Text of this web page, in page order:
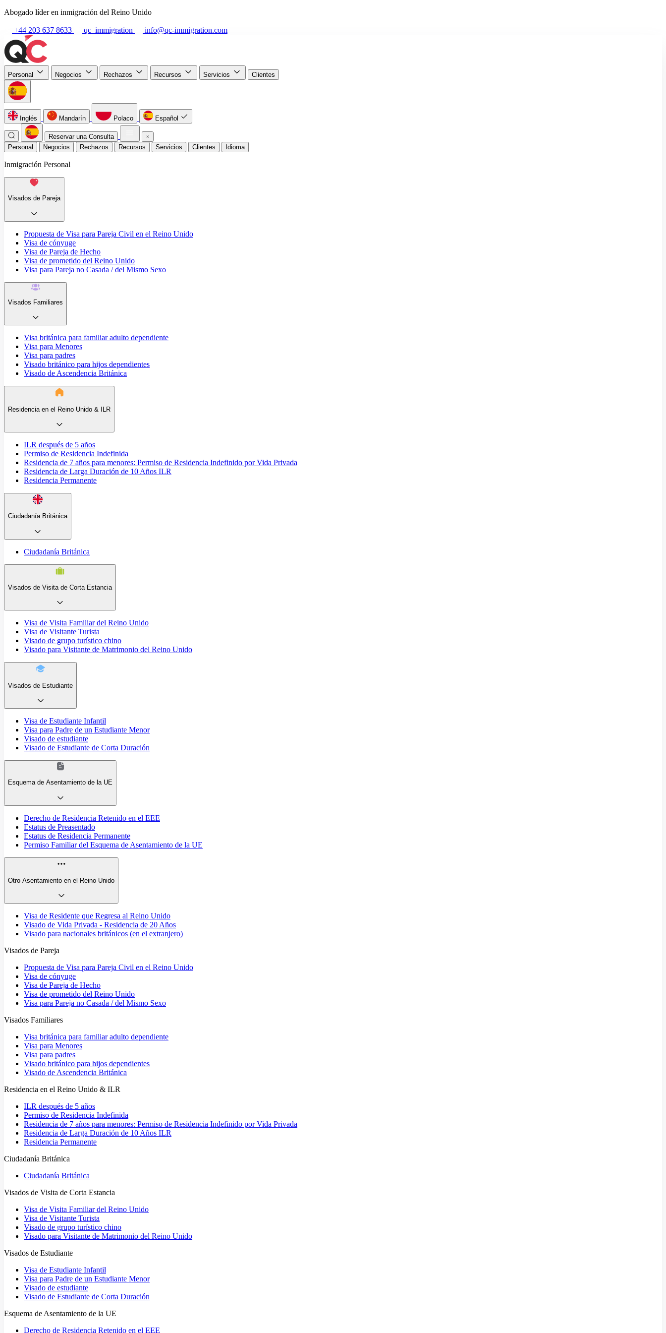
Abogado líder en inmigración del Reino Unido
+44 203 637 8633 qc_immigration info@qc-immigration.com
Personal Negocios Rechazos Recursos Servicios Clientes
Inglés Mandarín Polaco Español
Reservar una Consulta
Personal
Negocios Rechazos Recursos Servicios Clientes Idioma
Inmigración Personal
Visados de Pareja
Propuesta de Visa para Pareja Civil en el Reino Unido
Visa de cónyuge
Visa de Pareja de Hecho
Visa de prometido del Reino Unido
Visa para Pareja no Casada / del Mismo Sexo
Visados Familiares
Visa británica para familiar adulto dependiente
Visa para Menores
Visa para padres
Visado británico para hijos dependientes
Visado de Ascendencia Británica
Residencia en el Reino Unido & ILR
ILR después de 5 años
Permiso de Residencia Indefinida
Residencia de 7 años para menores: Permiso de Residencia Indefinido por Vida Privada
Residencia de Larga Duración de 10 Años ILR
Residencia Permanente
Ciudadanía Británica
Ciudadanía Británica
Visados de Visita de Corta Estancia
Visa de Visita Familiar del Reino Unido
Visa de Visitante Turista
Visado de grupo turístico chino
Visado para Visitante de Matrimonio del Reino Unido
Visados de Estudiante
Visa de Estudiante Infantil
Visa para Padre de un Estudiante Menor
Visado de estudiante
Visado de Estudiante de Corta Duración
Esquema de Asentamiento de la UE
Derecho de Residencia Retenido en el EEE
Estatus de Preasentado
Estatus de Residencia Permanente
Permiso Familiar del Esquema de Asentamiento de la UE
Otro Asentamiento en el Reino Unido
Visa de Residente que Regresa al Reino Unido
Visado de Vida Privada - Residencia de 20 Años
Visado para nacionales británicos (en el extranjero)
Visados de Pareja
Propuesta de Visa para Pareja Civil en el Reino Unido
Visa de cónyuge
Visa de Pareja de Hecho
Visa de prometido del Reino Unido
Visa para Pareja no Casada / del Mismo Sexo
Visados Familiares
Visa británica para familiar adulto dependiente
Visa para Menores
Visa para padres
Visado británico para hijos dependientes
Visado de Ascendencia Británica
Residencia en el Reino Unido & ILR
ILR después de 5 años
Permiso de Residencia Indefinida
Residencia de 7 años para menores: Permiso de Residencia Indefinido por Vida Privada
Residencia de Larga Duración de 10 Años ILR
Residencia Permanente
Ciudadanía Británica
Ciudadanía Británica
Visados de Visita de Corta Estancia
Visa de Visita Familiar del Reino Unido
Visa de Visitante Turista
Visado de grupo turístico chino
Visado para Visitante de Matrimonio del Reino Unido
Visados de Estudiante
Visa de Estudiante Infantil
Visa para Padre de un Estudiante Menor
Visado de estudiante
Visado de Estudiante de Corta Duración
Esquema de Asentamiento de la UE
Derecho de Residencia Retenido en el EEE